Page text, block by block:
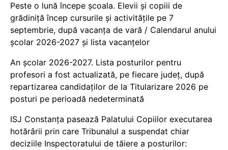
Peste o lună începe școala. Elevii și copiii de
grădiniță încep cursurile și activitățile pe 7
septembrie, după vacanța de vară / Calendarul anului
școlar 2026-2027 și lista vacanțelor
An școlar 2026-2027. Lista posturilor pentru
profesori a fost actualizată, pe fiecare județ, după
repartizarea candidaților de la Titularizare 2026 pe
posturi pe perioadă nedeterminată
ISJ Constanța pasează Palatului Copiilor executarea
hotărârii prin care Tribunalul a suspendat chiar
deciziile Inspectoratului de tăiere a posturilor: